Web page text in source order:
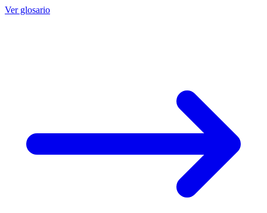
Ver glosario